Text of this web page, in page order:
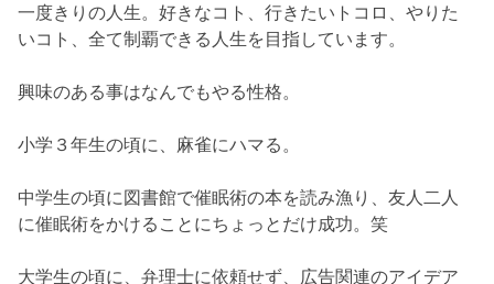
一度きりの人生。好きなコト、行きたいトコロ、やりた
いコト、全て制覇できる人生を目指しています。
興味のある事はなんでもやる性格。
小学３年生の頃に、麻雀にハマる。
中学生の頃に図書館で催眠術の本を読み漁り、友人二人
に催眠術をかけることにちょっとだけ成功。笑
大学生の頃に、弁理士に依頼せず、広告関連のアイデア